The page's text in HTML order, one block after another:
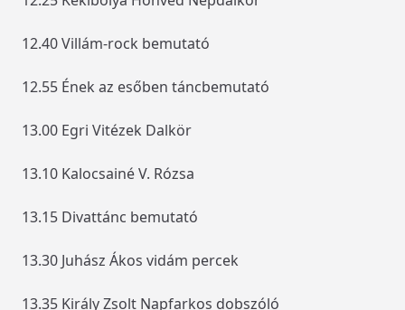
12.40 Villám-rock bemutató
12.55 Ének az esőben táncbemutató
13.00 Egri Vitézek Dalkör
13.10 Kalocsainé V. Rózsa
13.15 Divattánc bemutató
13.30 Juhász Ákos vidám percek
13.35 Király Zsolt Napfarkos dobszóló